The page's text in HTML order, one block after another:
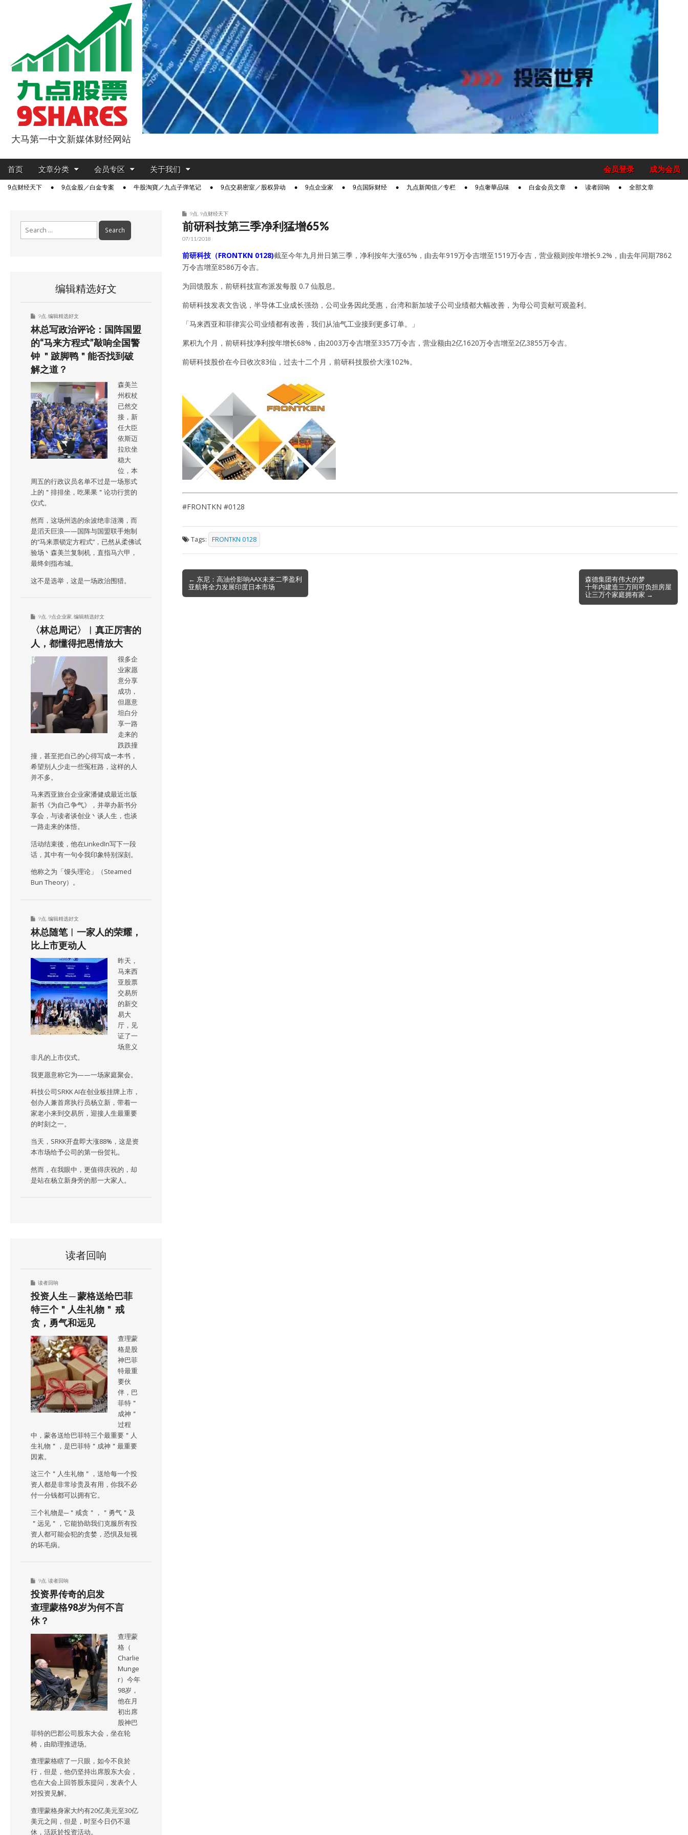
9点股票
大马第一中文新媒体财经网站
Main
Skip
content
首页 文章分类 会员专区 关于我们 成为会员
会员登录
Sub9点财经天下 9点金股／白金专案 牛股淘寶／九点子弹笔记 9点交易密室／股权异动 9点企业家 9点国际财经 九点新闻信／专栏 9点奢華品味 白金会员文章 读者回响 全部文章
9点 9点财经天下
前研科技第三季净利猛增65%
07/11/2018
前研科技（FRONTKN 0128)截至今年九月卅日第三季，净利按年大涨65%，由去年919万令吉增至1519万令吉，营业额则按年增长9.2%，由去年同期7862
万令吉增至8586万令吉。
为回馈股东，前研科技宣布派发每股 0.7 仙股息。
前研科技发表文告说，半导体工业成长强劲，公司业务因此受惠，台湾和新加坡子公司业绩都大幅改善，为母公司贡献可观盈利。
「马来西亚和菲律宾公司业绩都有改善，我们从油气工业接到更多订单。」
累积九个月，前研科技净利按年增长68%，由2003万令吉增至3357万令吉，营业额由2亿1620万令吉增至2亿3855万令吉。
前研科技股价在今日收次83仙，过去十二个月，前研科技股价大涨102%。
#FRONTKN #0128
Tags: FRONTKN 0128
Post
navigation
← 东尼：高油价影响AAX未来二季盈利
亚航将全力发展印度日本市场
森德集团有伟大的梦
十年内建造三万间可负担房屋
让三万个家庭拥有家 →
编辑精选好文
9点 编辑精选好文
林总写政治评论：国阵国盟
的“马来方程式”敲响全国警
钟 ＂跛脚鸭＂能否找到破
解之道？
森美兰
州权杖
已然交
接，新
任大臣
依斯迈
拉欣坐
稳大
位，本
周五的行政议员名单不过是一场形式
上的＂排排坐，吃果果＂论功行赏的
仪式。
然而，这场州选的余波绝非涟漪，而
是滔天巨浪——国阵与国盟联手炮制
的“马来票锁定方程式”，已然从柔佛试
验场丶森美兰复制机，直指马六甲，
最终剑指布城。
这不是选举，这是一场政治围猎。
9点 9点企业家 编辑精选好文
〈林总周记〉︱真正厉害的
人，都懂得把恩情放大
很多企
业家愿
意分享
成功，
但愿意
坦白分
享一路
走来的
跌跌撞
撞，甚至把自己的心得写成一本书，
希望别人少走一些冤枉路，这样的人
并不多。
马来西亚旅台企业家潘健成最近出版
新书《为自己争气》，并举办新书分
享会，与读者谈创业丶谈人生，也谈
一路走来的体悟。
活动结束後，他在LinkedIn写下一段
话，其中有一句令我印象特别深刻。
他称之为「馒头理论」（Steamed
Bun Theory）。
9点 编辑精选好文
林总随笔︱一家人的荣耀，
比上市更动人
昨天，
马来西
亚股票
交易所
的新交
易大
厅，见
证了一
场意义
非凡的上市仪式。
我更愿意称它为——一场家庭聚会。
科技公司SRKK AI在创业板挂牌上市，
创办人兼首席执行员杨立新，带着一
家老小来到交易所，迎接人生最重要
的时刻之一。
当天，SRKK开盘即大涨88%，这是资
本市场给予公司的第一份贺礼。
然而，在我眼中，更值得庆祝的，却
是站在杨立新身旁的那一大家人。
读者回响
读者回响
投资人生 ─ 蒙格送给巴菲
特三个＂人生礼物＂ 戒
贪，勇气和远见
查理蒙
格是股
神巴菲
特最重
要伙
伴，巴
菲特＂
成神＂
过程
中，蒙各送给巴菲特三个最重要＂人
生礼物＂，是巴菲特＂成神＂最重要
因素。
这三个＂人生礼物＂，送给每一个投
资人都是非常珍贵及有用，你我不必
付一分钱都可以拥有它。
三个礼物是─＂戒贪＂，＂勇气＂及
＂远见＂，它能协助我们克服所有投
资人都可能会犯的贪婪，恐惧及短视
的坏毛病。
9点 读者回响
投资界传奇的启发
查理蒙格98岁为何不言
休？
查理蒙
格（
Charlie
Munge
r）今年
98岁，
他在月
初出席
股神巴
菲特的巴郡公司股东大会，坐在轮
椅，由助理推进场。
查理蒙格瞎了一只眼，如今不良於
行，但是，他仍坚持出席股东大会，
也在大会上回答股东提问，发表个人
对投资见解。
查理蒙格身家大约有20亿美元至30亿
美元之间，但是，时至今日仍不退
休，活跃於投资活动。